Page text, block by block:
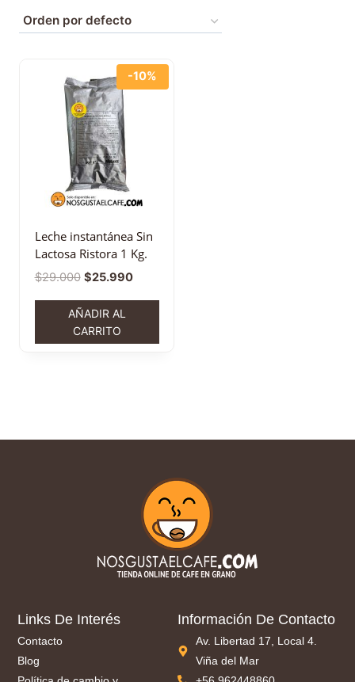
-10%
Leche instantánea Sin
Lactosa Ristora 1 Kg.
$29.000 $25.990
AÑADIR AL
CARRITO
Links De Interés
Contacto
Blog
Información De Contacto
Av. Libertad 17, Local 4.
Viña del Mar